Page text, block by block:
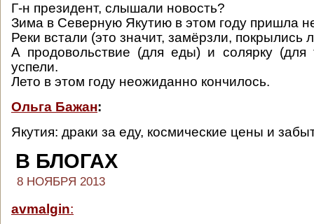
Г-н президент, слышали новость?
Зима в Северную Якутию в этом году пришла
Реки встали (это значит, замёрзли, покрылись
А продовольствие (для еды) и солярку (для
успели.
Лето в этом году неожиданно кончилось.
Ольга Бажан:
Якутия: драки за еду, космические цены и
В БЛОГАХ
8 НОЯБРЯ 2013
avmalgin: